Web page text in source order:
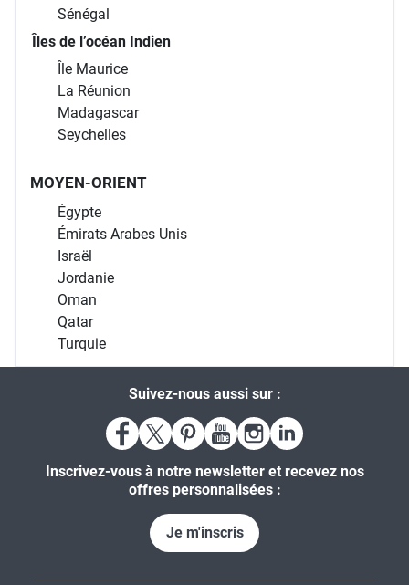
Sénégal
Îles de l’océan Indien
Île Maurice
La Réunion
Madagascar
Seychelles
MOYEN-ORIENT
Égypte
Émirats Arabes Unis
Israël
Jordanie
Oman
Qatar
Turquie
Suivez-nous aussi sur :
Inscrivez-vous à notre newsletter et recevez nos
offres personnalisées :
Je m'inscris